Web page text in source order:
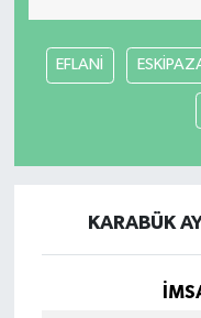
EFLANİ
KARABÜK